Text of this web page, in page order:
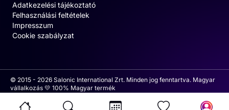
Adatkezelési tájékoztató
Felhasználási feltételek
Impresszum
Cookie szabályzat
© 2015 - 2026 Salonic International Zrt. Minden jog fenntartva. Magyar
vállalkozás 💛 100% Magyar termék